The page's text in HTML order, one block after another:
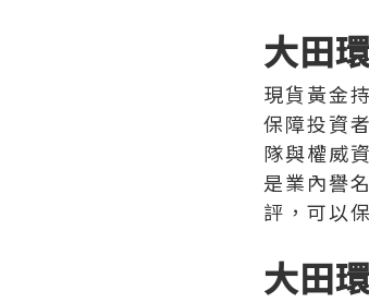
大田
現貨黃金
保障投資
隊與權威
是業內譽
評，可以
大田